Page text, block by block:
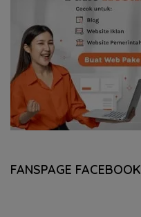
FANSPAGE FACEBOOK